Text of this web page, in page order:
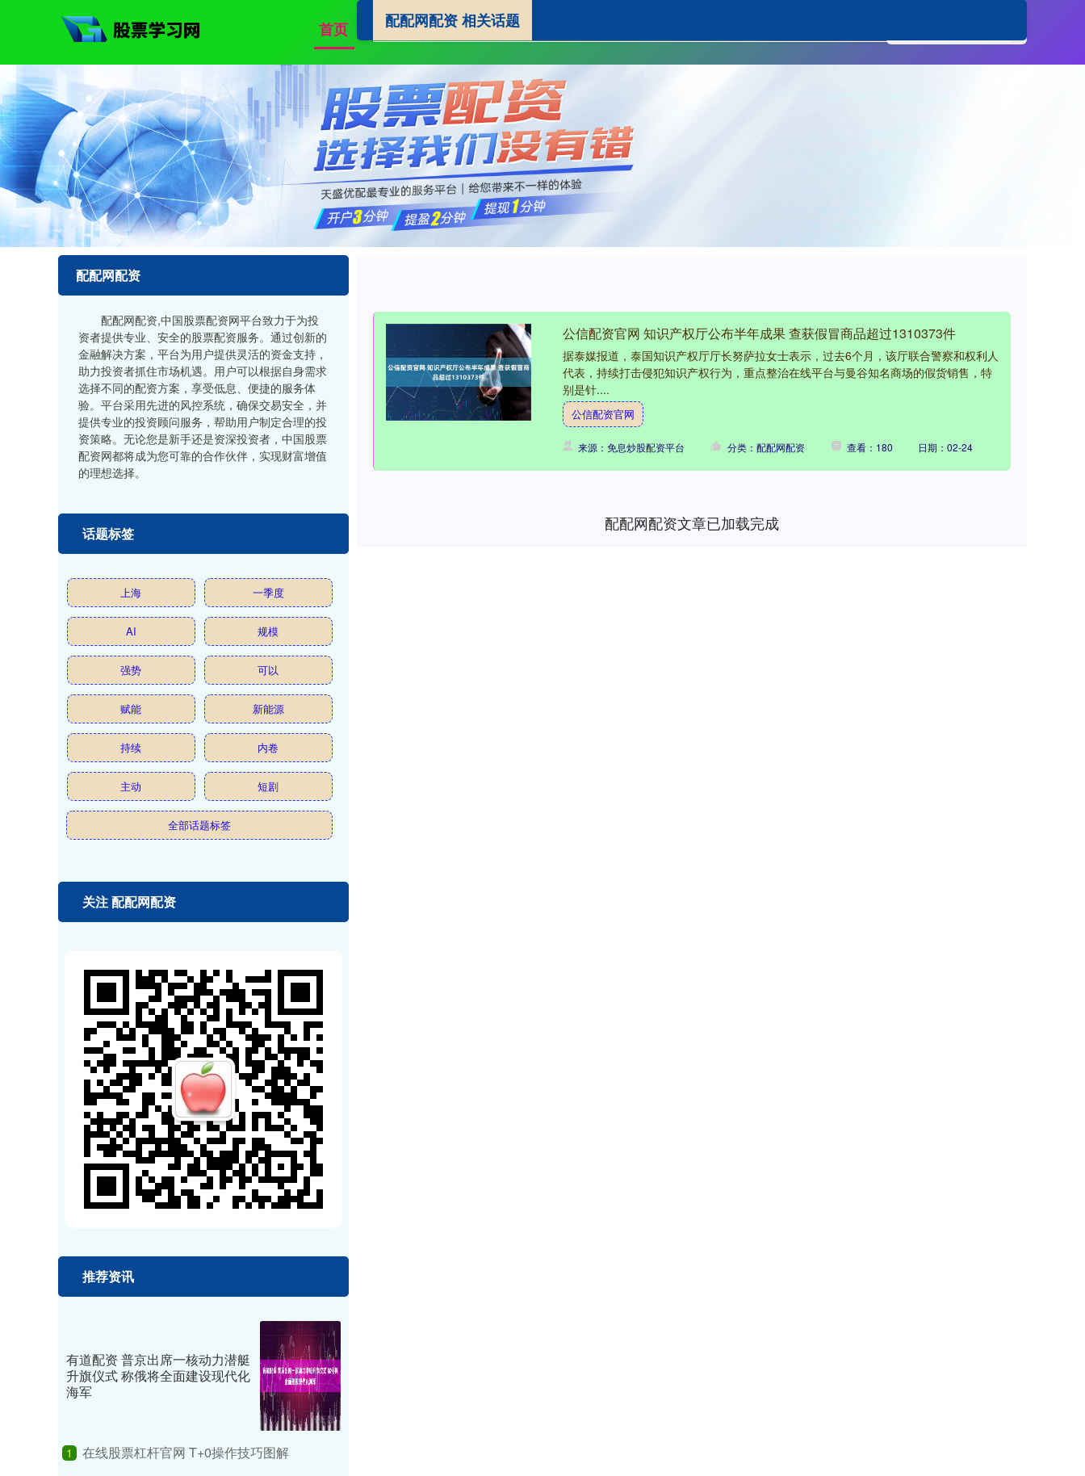
首页 配配网配资 股票十大配资平台
配配网配资 相关话题
公信配资官网 知识产权厅公布半年成果 查获假冒商品超过1310373件
据泰媒报道，泰国知识产权厅厅长努萨拉女士表示，过去6个月，该厅联合警察和权利人
代表，持续打击侵犯知识产权行为，重点整治在线平台与曼谷知名商场的假货销售，特
别是针....
公信配资官网
来源：免息炒股配资平台 分类：配配网配资 查看：180 日期：02-24
配配网配资文章已加载完成
配配网配资
配配网配资,中国股票配资网平台致力于为投
资者提供专业、安全的股票配资服务。通过创新的
金融解决方案，平台为用户提供灵活的资金支持，
助力投资者抓住市场机遇。用户可以根据自身需求
选择不同的配资方案，享受低息、便捷的服务体
验。平台采用先进的风控系统，确保交易安全，并
提供专业的投资顾问服务，帮助用户制定合理的投
资策略。无论您是新手还是资深投资者，中国股票
配资网都将成为您可靠的合作伙伴，实现财富增值
的理想选择。
话题标签
上海 一季度
AI 规模
强势 可以
赋能 新能源
持续 内卷
主动 短剧
全部话题标签
关注 配配网配资
推荐资讯
有道配资 普京出席一核动力潜艇
升旗仪式 称俄将全面建设现代化
海军
1 在线股票杠杆官网 T+0操作技巧图解